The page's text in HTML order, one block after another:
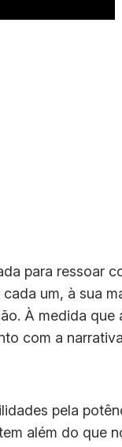
para ressoar
um, à sua
À medida que
com a
pela
além do que